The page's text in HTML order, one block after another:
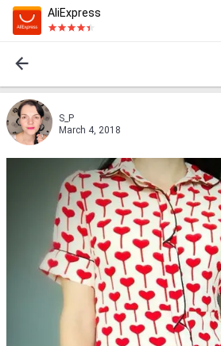
AliExpress
S_P
March 4, 2018